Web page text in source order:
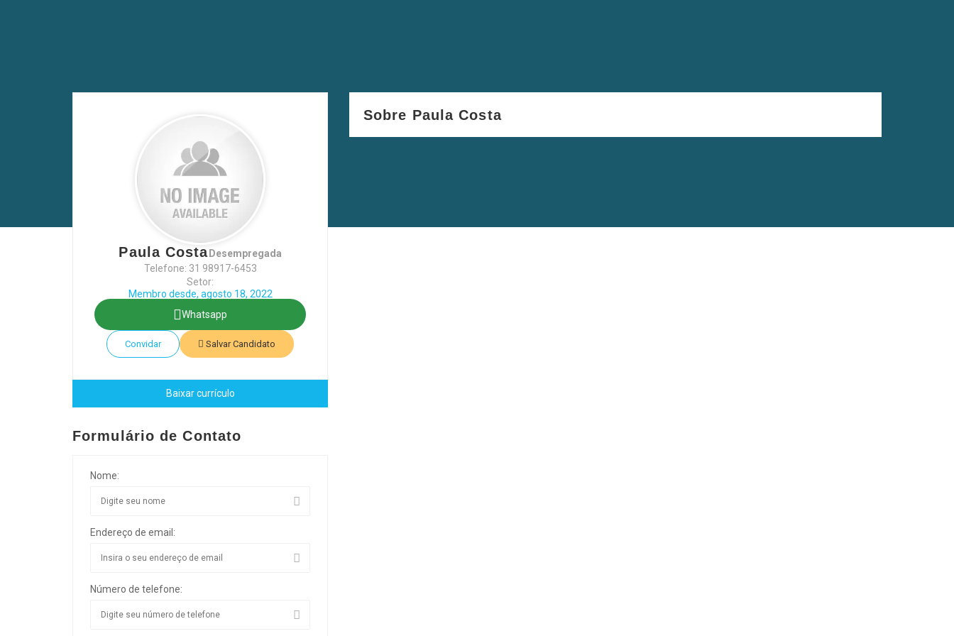
Paula Costa Desempregada
Telefone: 31 98917-6453
Setor:
Membro desde, agosto 18, 2022
Whatsapp
Convidar Salvar Candidato
Baixar currículo
Formulário de Contato
Nome:
Endereço de email:
Número de telefone:
Sobre Paula Costa